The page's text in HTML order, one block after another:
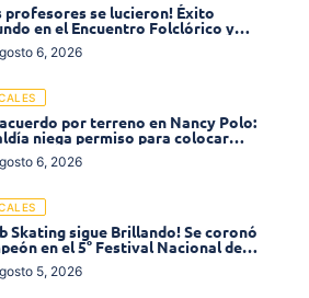
profesores se lucieron! Éxito
en el Encuentro Folclórico y
del Magisterio 2026 en Ciénaga
6, 2026
por terreno en Nancy Polo:
niega permiso para colocar
de comidas
6, 2026
Skating sigue Brillando! Se coronó
en el 5° Festival Nacional de
«Soledad sobre Ruedas»
5, 2026